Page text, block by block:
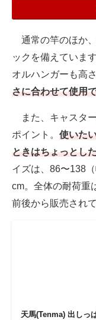
通常の竿のほか
ックを備えていま
オルハンガーも高
さに合わせて使用
また、キャスタ
ポイント。 使いた
ときはちょっとし
イズは、86〜138
cm。全体の耐荷重
前後から販売され
天馬(Tenma) 出しっ